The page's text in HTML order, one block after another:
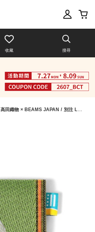
收藏 搜尋
高田織物 × BEAMS JAPAN / 別注 LOGO 卡夾零錢包